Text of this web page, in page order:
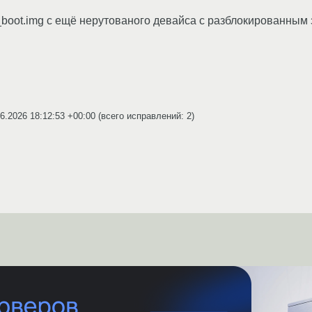
с ещё нерутованого девайса с разблокированным
18:12:53 +00:00 (всего исправлений: 2)